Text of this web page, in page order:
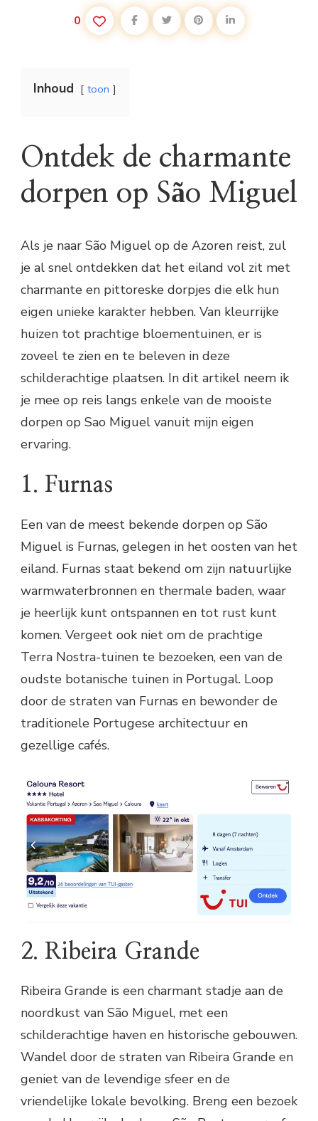
0
Inhoud toon
Ontdek de charmante
dorpen op São Miguel
Als je naar São Miguel op de Azoren reist, zul
je al snel ontdekken dat het eiland vol zit met
charmante en pittoreske dorpjes die elk hun
eigen unieke karakter hebben. Van kleurrijke
huizen tot prachtige bloementuinen, er is
zoveel te zien en te beleven in deze
schilderachtige plaatsen. In dit artikel neem ik
je mee op reis langs enkele van de mooiste
dorpen op Sao Miguel vanuit mijn eigen
ervaring.
1. Furnas
Een van de meest bekende dorpen op São
Miguel is Furnas, gelegen in het oosten van het
eiland. Furnas staat bekend om zijn natuurlijke
warmwaterbronnen en thermale baden, waar
je heerlijk kunt ontspannen en tot rust kunt
komen. Vergeet ook niet om de prachtige
Terra Nostra-tuinen te bezoeken, een van de
oudste botanische tuinen in Portugal. Loop
door de straten van Furnas en bewonder de
traditionele Portugese architectuur en
gezellige cafés.
2. Ribeira Grande
Ribeira Grande is een charmant stadje aan de
noordkust van São Miguel, met een
schilderachtige haven en historische gebouwen.
Wandel door de straten van Ribeira Grande en
geniet van de levendige sfeer en de
vriendelijke lokale bevolking. Breng een bezoek